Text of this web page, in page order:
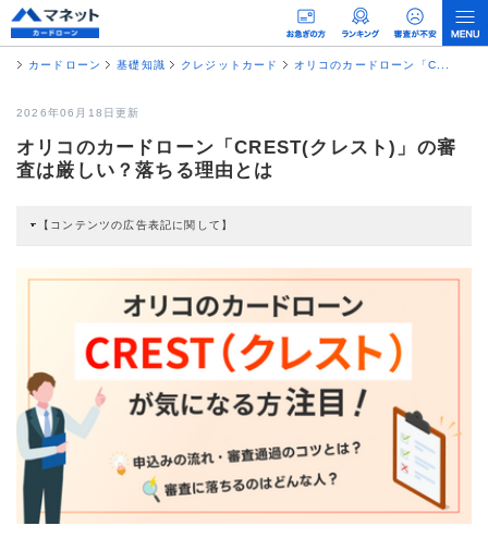
カードローン 基礎知識 クレジットカード オリコのカードローン「C...
2026年06月18日更新
オリコのカードローン「CREST(クレスト)」の審
査は厳しい？落ちる理由とは
【コンテンツの広告表記に関して】
すると弊社に対して企業から紹介報酬が支払われるという収益モデルです。 た
だし、特定の商品を根拠なくPRするものではなく、当編集部の調査／ユーザー
への口コミ収集などに基づき、公平性を担保した情報提供を行っています。